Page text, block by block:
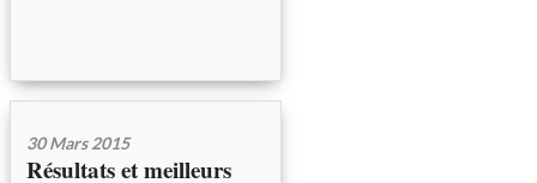
30 Mars 2015
Résultats et meilleurs